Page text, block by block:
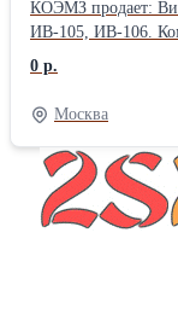
КОЭМЗ продает:
ИВ-105, ИВ-106.
кратчайшие сроки.
постоянное его
отправка товаров
транспортными
остальное!
0 р.
Москва